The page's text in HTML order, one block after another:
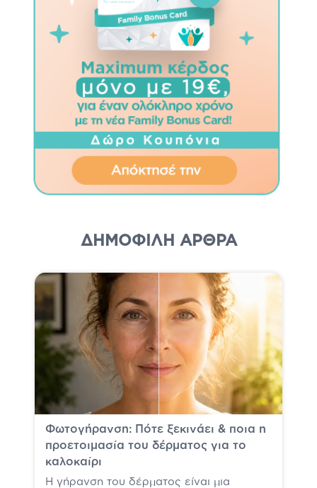
ΔΗΜΟΦΙΛΗ ΆΡΘΡΑ
Φωτογήρανση: Πότε ξεκινάει & ποια η
προετοιμασία του δέρματος για το
καλοκαίρι
Η γήρανση του δέρματος είναι μια